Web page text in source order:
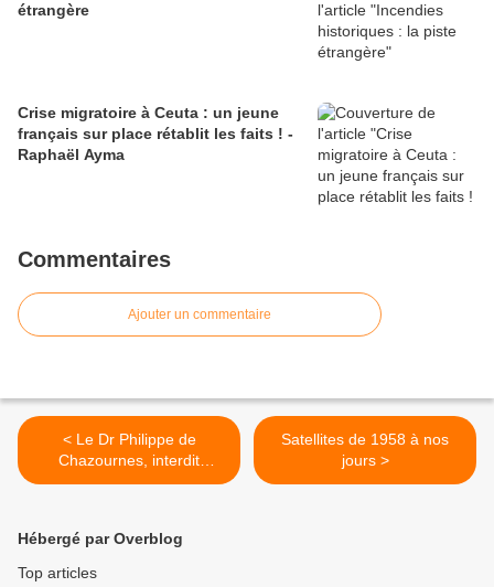
étrangère
Crise migratoire à Ceuta : un jeune
français sur place rétablit les faits ! -
Raphaël Ayma
Commentaires
Ajouter un commentaire
< Le Dr Philippe de
Chazournes, interdit
d’exercer !
Satellites de 1958 à nos
jours >
Hébergé par Overblog
Top articles